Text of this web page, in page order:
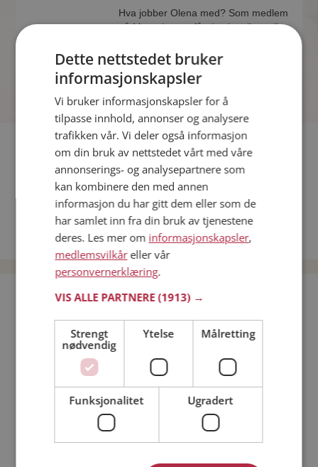
Hva jobber Olena med? Som medlem
på Møteplassen får du vite alle mulige
Fler single
Flere singlekvinner fra Voss:Maria,Kirsten
Menn fra Voss
Date kvinner i Norge
Date menn i Norge
Bli medlem gratis!
Jeg er en: Kvinne
Min alder:
Dette nettstedet bruker
informasjonskapsler
Vi bruker informasjonskapsler for å
tilpasse innhold, annonser og analysere
trafikken vår. Vi deler også informasjon
om din bruk av nettstedet vårt med våre
annonserings- og analysepartnere som
kan kombinere den med annen
informasjon du har gitt dem eller som de
har samlet inn fra din bruk av tjenestene
deres. Les mer om informasjonskapsler,
medlemsvilkåreller vår
personvernerklæring.
VIS ALLE PARTNERE(1913) →
Strengt
nødvendig
Ytelse Målretting
Funksjonalitet Ugradert